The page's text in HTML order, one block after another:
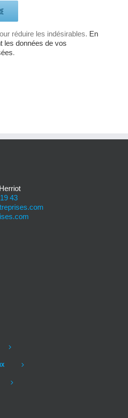
réduire les indésirables. En
les données de vos
.
43